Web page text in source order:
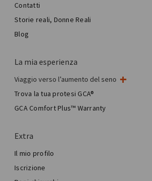
Contatti
Storie reali, Donne Reali
Blog
La mia esperienza
Viaggio verso l’aumento del seno
Il mio intervento al seno
Chirurgia mammaria estetica
Total Breast Reconstruction™
Trova la tua protesi GCA®
GCA Comfort Plus™ Warranty
Extra
Il mio profilo
Iscrizione